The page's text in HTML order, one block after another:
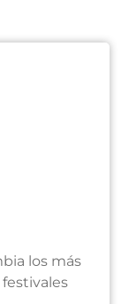
los más